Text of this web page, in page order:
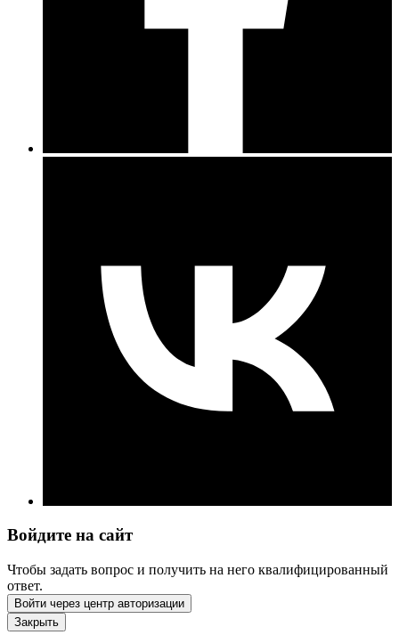
Войдите на сайт
Чтобы задать вопрос и получить на него квалифицированный
ответ.
Войти через центр авторизации
Закрыть